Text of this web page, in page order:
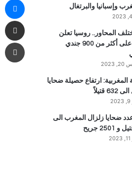
وإسبانيا والبرتغال
المحاور.. روسيا تعلن
القضاء على أكثر من 900 جندي
المغربية: ارتفاع حصيلة ضحايا
قتيلاً
عدد ضحايا زلزال المغرب الى